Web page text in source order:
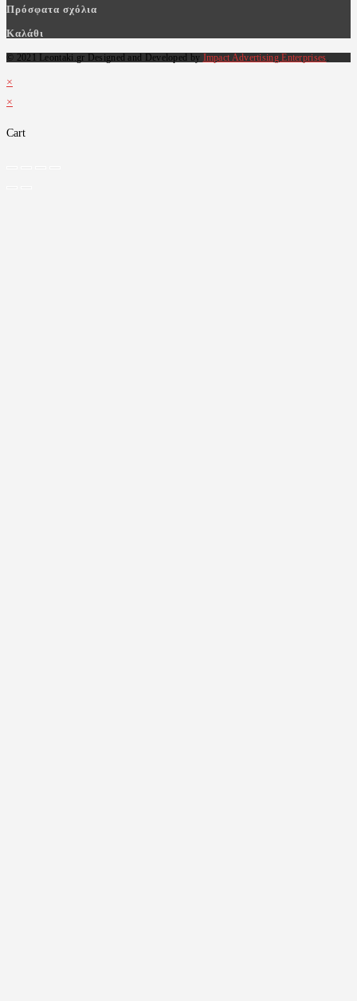
Πρόσφατα σχόλια
Καλάθι
© 2021 Leontaki.gr Designed and Developed by Impact Advertising Enterprises
×
×
Cart